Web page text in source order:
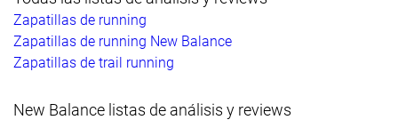
Zapatillas de running
Zapatillas de running New Balance
Zapatillas de trail running
New Balance listas de análisis y reviews